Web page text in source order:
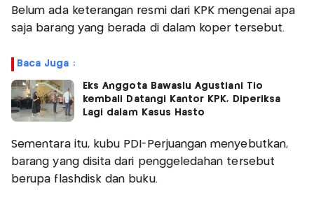
Belum ada keterangan resmi dari KPK mengenai apa
saja barang yang berada di dalam koper tersebut.
Baca Juga :
Eks Anggota Bawaslu Agustiani Tio
kembali Datangi Kantor KPK, Diperiksa
Lagi dalam Kasus Hasto
Sementara itu, kubu PDI-Perjuangan menyebutkan,
barang yang disita dari penggeledahan tersebut
berupa flashdisk dan buku.